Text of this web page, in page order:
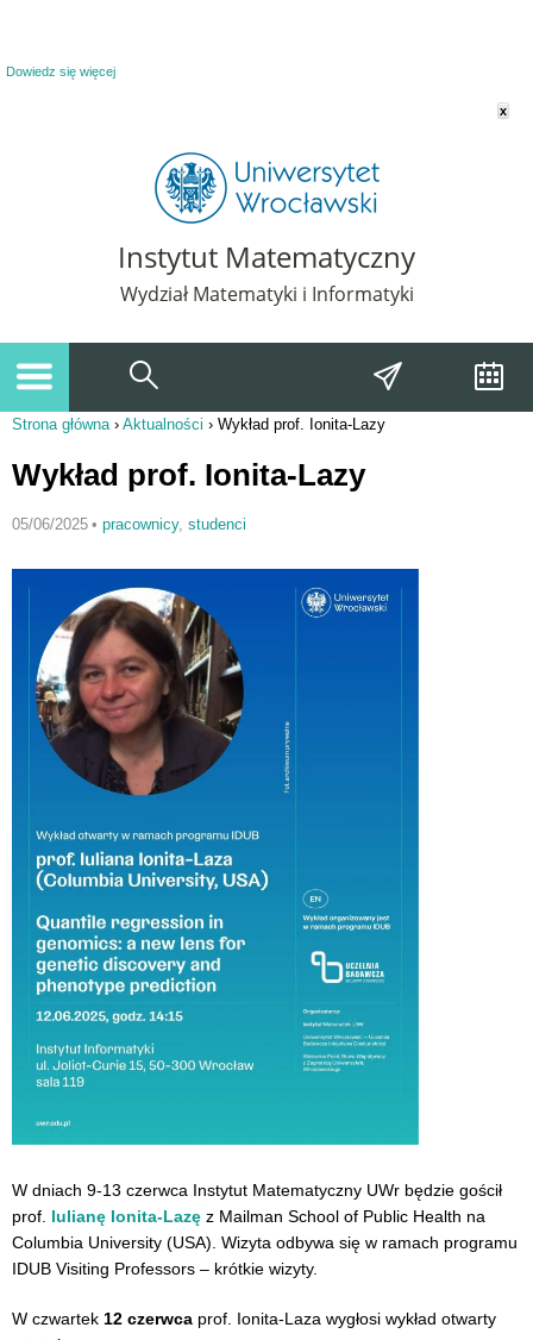
Dowiedz się więcej
x
Instytut Matematyczny
Wydział Matematyki i Informatyki
Strona główna› Aktualności › Wykład prof. Ionita-Lazy
Wykład prof. Ionita-Lazy
05/06/2025 • pracownicy, studenci
W dniach 9-13 czerwca Instytut Matematyczny UWr będzie gościł
prof. Iulianę Ionita-Lazę z Mailman School of Public Health na
Columbia University (USA). Wizyta odbywa się w ramach programu
IDUB Visiting Professors – krótkie wizyty.
W czwartek 12 czerwca prof. Ionita-Laza wygłosi wykład otwarty